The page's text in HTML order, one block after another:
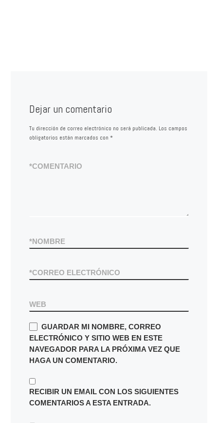
Dejar un comentario
Tu dirección de correo electrónico no será publicada. Los campos
obligatorios están marcados con *
COMENTARIO
*
NOMBRE
*
CORREO ELECTRÓNICO
*
WEB
GUARDAR MI NOMBRE, CORREO
ELECTRÓNICO Y SITIO WEB EN ESTE
NAVEGADOR PARA LA PRÓXIMA VEZ QUE
HAGA UN COMENTARIO.
RECIBIR UN EMAIL CON LOS SIGUIENTES
COMENTARIOS A ESTA ENTRADA.